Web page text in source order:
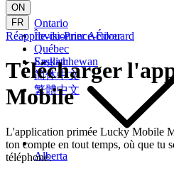
Ontario
Île-du-Prince-Édouard
Québec
Saskatchewan
ON
Alberta
FR
English
简体中文
繁體中文
RéapprovisionnerActiver
Télécharger
Mobile
L'application primée Lucky Mobile
ton compte en tout temps, où que tu
téléphone.